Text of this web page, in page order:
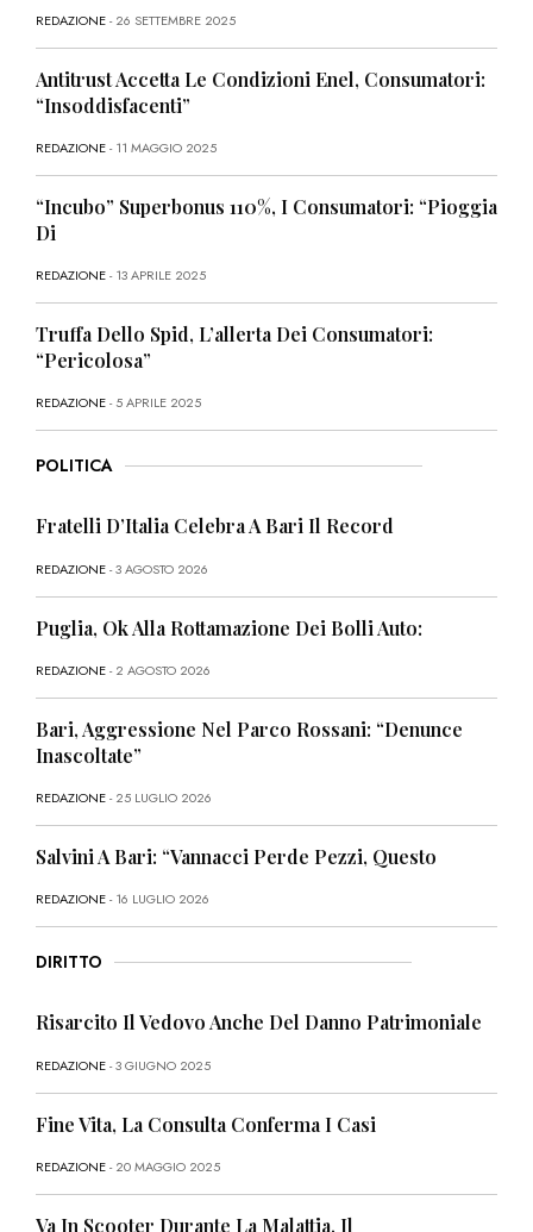
REDAZIONE- 26 SETTEMBRE 2025
Antitrust Accetta Le Condizioni Enel, Consumatori:
“Insoddisfacenti”
REDAZIONE- 11 MAGGIO 2025
“Incubo” Superbonus 110%, I Consumatori: “Pioggia
Di
REDAZIONE- 13 APRILE 2025
Truffa Dello Spid, L’allerta Dei Consumatori:
“Pericolosa”
REDAZIONE- 5 APRILE 2025
POLITICA
Fratelli D’Italia Celebra A Bari Il Record
REDAZIONE- 3 AGOSTO 2026
Puglia, Ok Alla Rottamazione Dei Bolli Auto:
REDAZIONE- 2 AGOSTO 2026
Bari, Aggressione Nel Parco Rossani: “Denunce
Inascoltate”
REDAZIONE- 25 LUGLIO 2026
Salvini A Bari: “Vannacci Perde Pezzi, Questo
REDAZIONE- 16 LUGLIO 2026
DIRITTO
Risarcito Il Vedovo Anche Del Danno Patrimoniale
REDAZIONE- 3 GIUGNO 2025
Fine Vita, La Consulta Conferma I Casi
REDAZIONE- 20 MAGGIO 2025
Va In Scooter Durante La Malattia, Il